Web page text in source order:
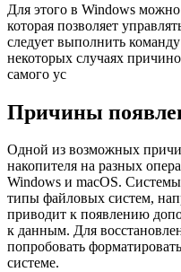
Для этого в Windows
которая позволяет
следует выполнить команду
некоторых случаях
самого ус
Причины
Одной из возможных
накопителя на разных
Windows и macOS.
типы файловых систем,
приводит к появлению
к данным. Для
попробовать
системе.